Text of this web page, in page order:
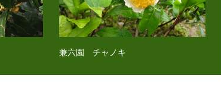
兼六園 チャノキ